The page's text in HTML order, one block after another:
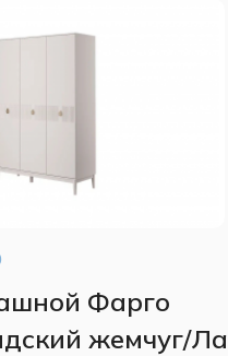
Фарго
жемчуг/Лак